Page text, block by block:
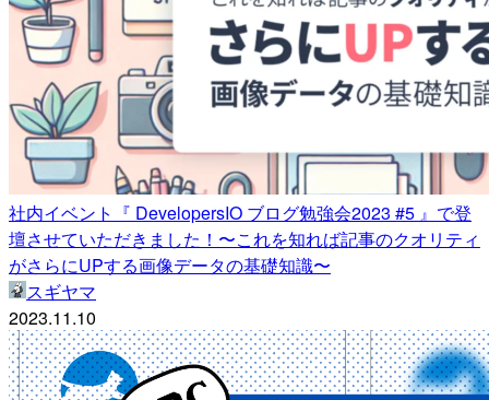
社内イベント『 DevelopersIO ブログ勉強会2023 #5 』で登
壇させていただきました！〜これを知れば記事のクオリティ
がさらにUPする画像データの基礎知識〜
スギヤマ
2023.11.10